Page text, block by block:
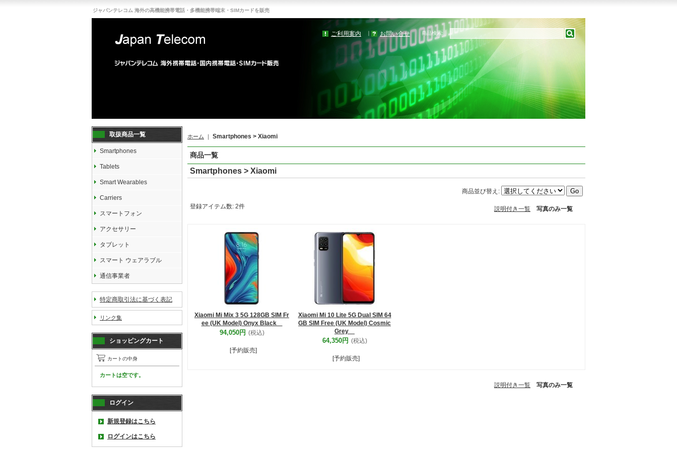
ジャパンテレコム 海外の高機能携帯電話・多機能携帯端末・SIMカードを販売
ご利用案内 ｜ お問い合せ 商品検索:
取扱商品一覧
Smartphones
Tablets
Smart Wearables
Carriers
スマートフォン
アクセサリー
タブレット
スマート ウェアラブル
通信事業者
特定商取引法に基づく表記
リンク集
ショッピングカート
カートの中身
カートは空です。
ログイン
新規登録はこちら
ログインはこちら
ホーム ｜ Smartphones > Xiaomi
商品一覧
Smartphones > Xiaomi
商品並び替え :
登録アイテム数: 2件 説明付き一覧 写真のみ一覧
Xiaomi Mi Mix 3 5G 128GB SIM Fr
ee (UK Model) Onyx Black
94,050円 (税込)
[予約販売]
Xiaomi Mi 10 Lite 5G Dual SIM 64
GB SIM Free (UK Model) Cosmic
Grey
64,350円 (税込)
[予約販売]
説明付き一覧 写真のみ一覧